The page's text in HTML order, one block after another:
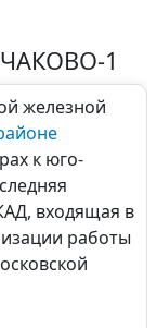
1
железной
к юго-
входящая в
работы